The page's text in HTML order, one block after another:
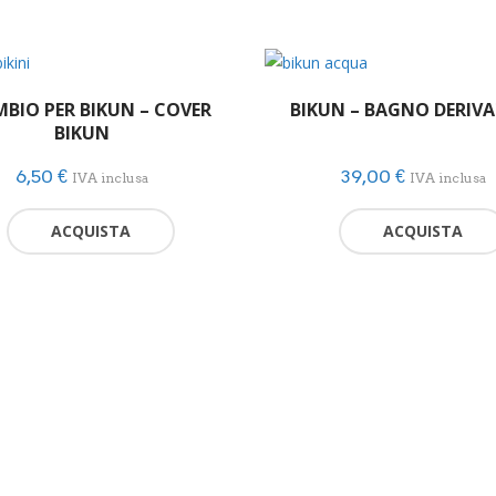
PER BIKUN – COVER
BIKUN
6,50 € IVA inclusa
ACQUISTA
BIKUN – BAGNO
39,00€ IVA inclusa
ACQUISTA